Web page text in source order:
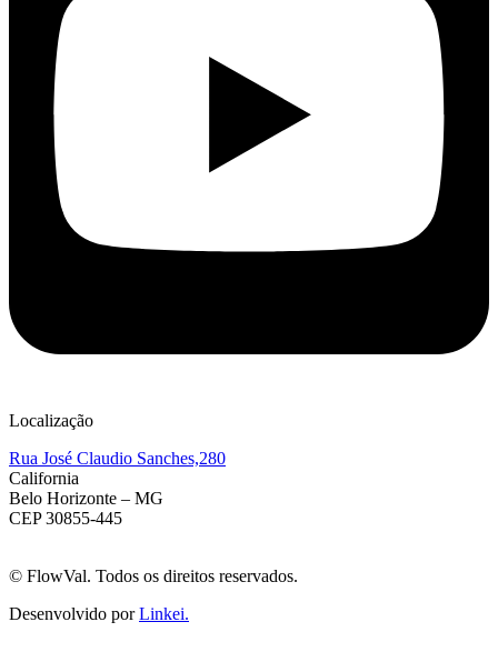
Localização
Rua José Claudio Sanches,280
California
Belo Horizonte – MG
CEP 30855-445
© FlowVal. Todos os direitos reservados.
Desenvolvido porLinkei.